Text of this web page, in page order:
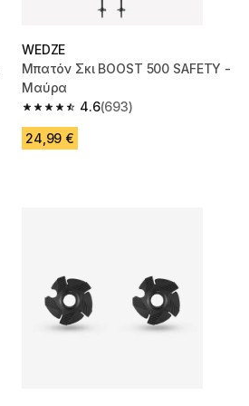
WEDZE
Μπατόν Σκι BOOST 500 SAFETY -
Μαύρα
4.6
4.6 out of 5 stars from 693 reviews
(693)
24,99 €